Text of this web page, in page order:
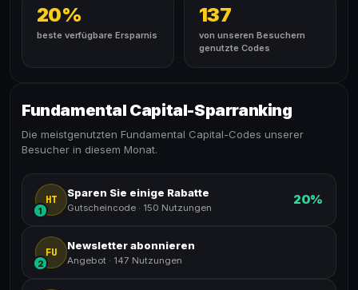
20%
beste verfügbare Ersparnis
137
von unseren Besuchern
genutzte Codes
Fundamental Capital-Sparranking
Die meistgenutzten Fundamental Capital-Codes unserer
Besucher in diesem Monat.
HT
1
Sparen Sie einige Rabatte
Gutscheincode · 150 Nutzungen
20%
FU
2
Newsletter abonnieren
Angebot · 147 Nutzungen